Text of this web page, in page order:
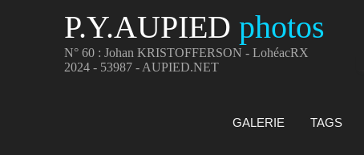
P.Y.AUPIED photos
N° 60 : Johan KRISTOFFERSON - LohéacRX
2024 - 53987 - AUPIED.NET
GALERIE TAGS